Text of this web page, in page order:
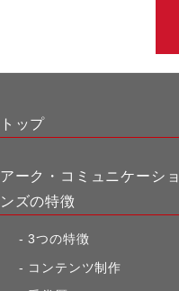
トップ
アーク・コミュニケーショ
ンズの特徴
3つの特徴
コンテンツ制作